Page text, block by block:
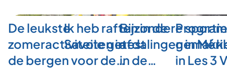
De leukste
zomeractiviteiten in
de bergen voor de…
Ik heb raften in de
Savoie getest
Bijzondere
afdalingen in
in de…
in Les 3